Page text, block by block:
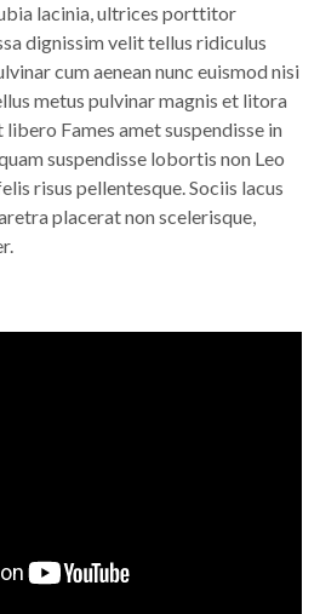
lacinia, ultrices porttitor
dignissim velit tellus ridiculus
cum aenean nunc euismod nisi
metus pulvinar magnis et litora
Fames amet suspendisse in
suspendisse lobortis non Leo
risus pellentesque. Sociis lacus
placerat non scelerisque,